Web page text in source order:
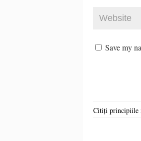
Save my
Citiți principiile